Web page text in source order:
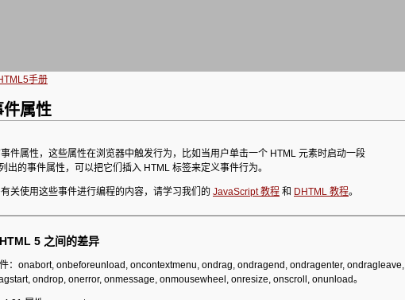
手册
属性
件属性，这些属性在浏览器中触发行为，比如当用户单击一个 HTML 元素时启动一段
出的事件属性，可以把它们插入 HTML 标签来定义事件行为。
关使用这些事件进行编程的内容，请学习我们的 JavaScript 教程 和 DHTML 教程。
5 之间的差异
：onabort, onbeforeunload, oncontextmenu, ondrag, ondragend, ondragenter, ondragleave,
ondrop, onerror, onmessage, onmousewheel, onresize, onscroll, onunload。